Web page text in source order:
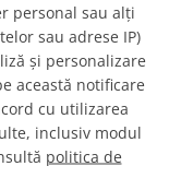
Proteze totale
Exocad
RON
în stoc
personal sau alți
sau adrese IP)
și personalizare
această notificare
cu utilizarea
inclusiv modul
politica de